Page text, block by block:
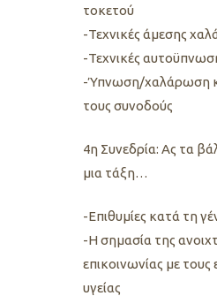
τοκετού
-Τεχνικές άμεσης
-Τεχνικές
-Ύπνωση/χαλάρωση
τους συνοδούς
4η Συνεδρία: Ας τα
μια τάξη…
-Επιθυμίες κατά τη
-Η σημασία της
επικοινωνίας με τους
υγείας